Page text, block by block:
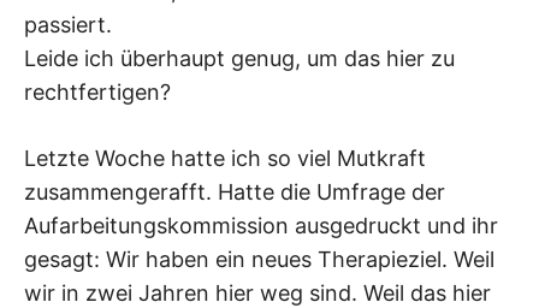
passiert.
Leide ich überhaupt genug, um das hier zu
rechtfertigen?
Letzte Woche hatte ich so viel Mutkraft
zusammengerafft. Hatte die Umfrage der
Aufarbeitungskommission ausgedruckt und ihr
gesagt: Wir haben ein neues Therapieziel. Weil
wir in zwei Jahren hier weg sind. Weil das hier